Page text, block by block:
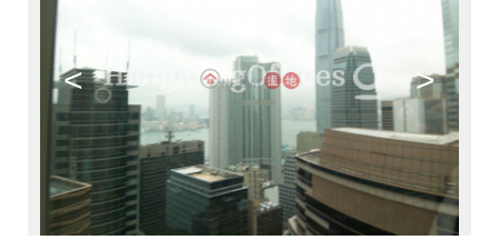
< >